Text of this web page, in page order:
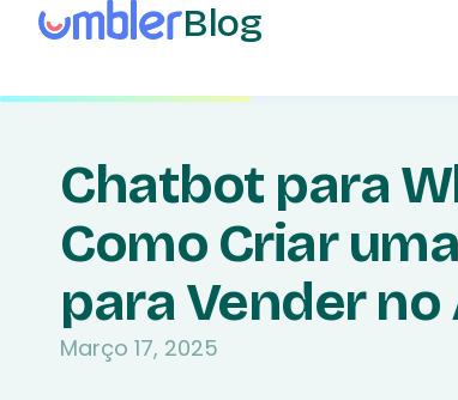
Blog
Chatbot para
Como Criar
para Vender
Março 17, 2025